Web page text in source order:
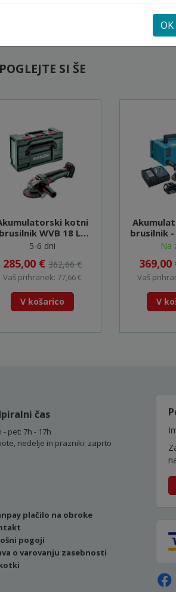
POGLEJTE SI ŠE
kotni
brusilnik WVB 18 LT
BL 11-125 Quick -
5-6 dni
285,00 € 362,66 €
Vaš prihranek: 77,66 €
V košarico
brusilnik -
Na
369,00
Vaš
V
čas
- pet: 7h - 17h
nedelje in prazniki: zaprto
plačilo na obroke
pogoji
o varovanju zasebnosti
OK